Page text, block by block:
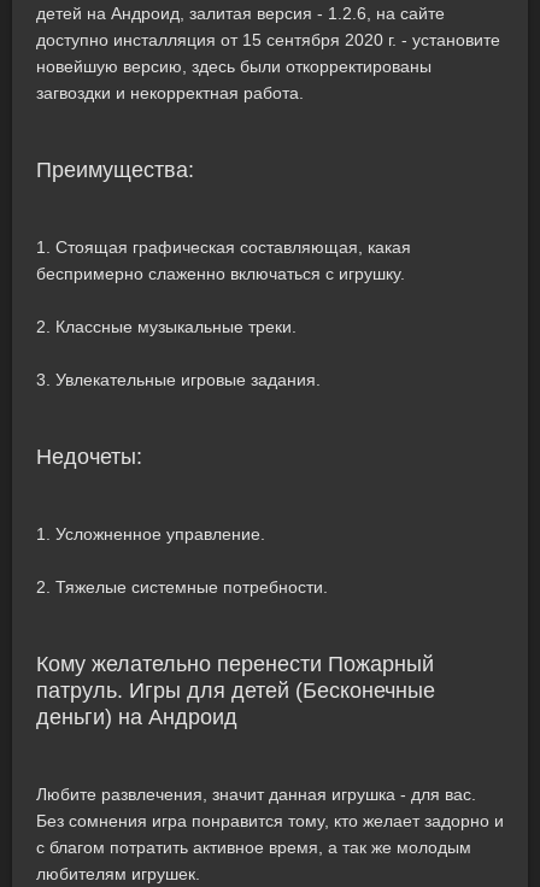
детей на Андроид, залитая версия - 1.2.6, на сайте
доступно инсталляция от 15 сентября 2020 г. - установите
новейшую версию, здесь были откорректированы
загвоздки и некорректная работа.
Преимущества:
1. Стоящая графическая составляющая, какая
беспримерно слаженно включаться с игрушку.
2. Классные музыкальные треки.
3. Увлекательные игровые задания.
Недочеты:
1. Усложненное управление.
2. Тяжелые системные потребности.
Кому желательно перенести Пожарный
патруль. Игры для детей (Бесконечные
деньги) на Андроид
Любите развлечения, значит данная игрушка - для вас.
Без сомнения игра понравится тому, кто желает задорно и
с благом потратить активное время, а так же молодым
любителям игрушек.